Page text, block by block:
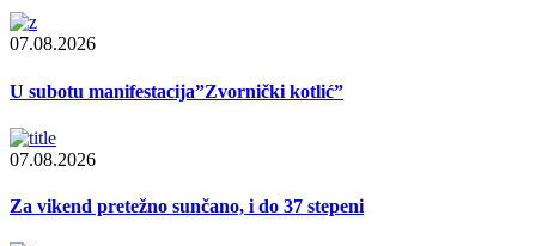
07.08.2026
U subotu manifestacija”Zvornički kotlić”
07.08.2026
Za vikend pretežno sunčano, i do 37 stepeni